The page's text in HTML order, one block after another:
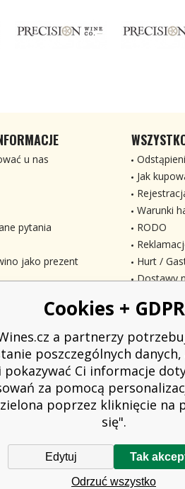
u nas
pytania
jako prezent
Jak
Warunki
RODO
Hurt /
Dostawy
nabywcy paragonu.
Cookies + GDPR
a partnerzy
poszczególnych
pokazywać Ci informacje
za pomocą
poprzez kliknięcie na
się".
Odrzuć wszystko
Tak
Edytuj